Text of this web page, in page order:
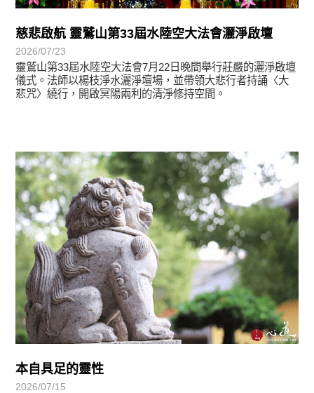
慈悲啟航 靈鷲山第33屆水陸空大法會灑淨啟壇
2026/07/23
靈鷲山第33屆水陸空大法會7月22日晚間舉行莊嚴的灑淨啟壇
儀式。法師以楊枝淨水灑淨壇場，並帶領大悲行者持誦〈大
悲咒〉繞行，開啟冥陽兩利的清淨修持空間。
本自具足的靈性
2026/07/15
學習分享